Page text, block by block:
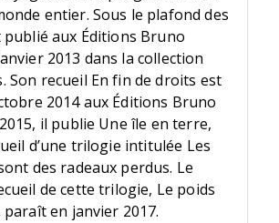
entier. Sous le plafond des
publié aux Éditions Bruno
2013 dans la collection
Son recueil En fin de droits est
2014 aux Éditions Bruno
il publie Une île en terre,
d’une trilogie intitulée Les
des radeaux perdus. Le
de cette trilogie, Le poids
paraît en janvier 2017.